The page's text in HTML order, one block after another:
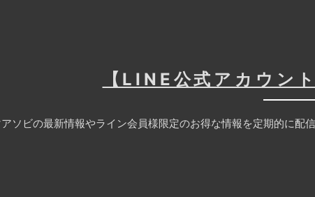
【LINE公式アカウン
アソビの最新情報やライン会員様限定のお得な情報を定期的に配